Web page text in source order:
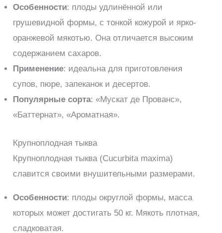
Особенности: плоды удлинённой или
грушевидной формы, с тонкой кожурой и ярко-
оранжевой мякотью. Она отличается высоким
содержанием сахаров.
Применение: идеальна для приготовления
супов, пюре, запеканок и десертов.
Популярные сорта: «Мускат де Прованс»,
«Баттернат», «Ароматная».
Крупноплодная тыква
Крупноплодная тыква (Cucurbita maxima)
славится своими внушительными размерами.
Особенности: плоды округлой формы, масса
которых может достигать 50 кг. Мякоть плотная,
сладковатая.